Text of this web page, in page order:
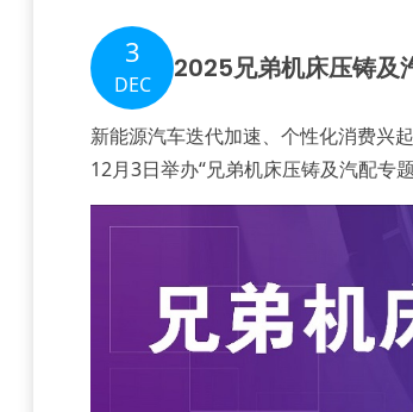
3
DEC 2025兄弟机床压铸及
新能源汽车迭代加速、个性化消费兴
12月3日举办“兄弟机床压铸及汽配专